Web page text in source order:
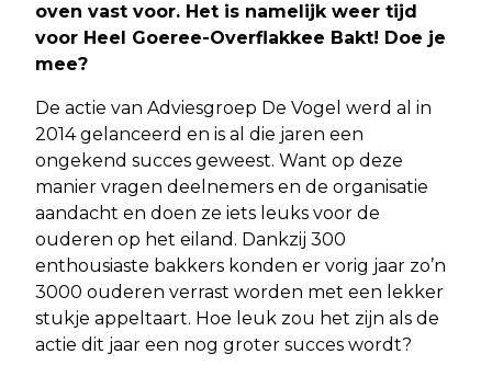
oven vast voor. Het is namelijk weer tijd
voor Heel Goeree-Overflakkee Bakt! Doe je
mee?
De actie van Adviesgroep De Vogel werd al in
2014 gelanceerd en is al die jaren een
ongekend succes geweest. Want op deze
manier vragen deelnemers en de organisatie
aandacht en doen ze iets leuks voor de
ouderen op het eiland. Dankzij 300
enthousiaste bakkers konden er vorig jaar zo’n
3000 ouderen verrast worden met een lekker
stukje appeltaart. Hoe leuk zou het zijn als de
actie dit jaar een nog groter succes wordt?